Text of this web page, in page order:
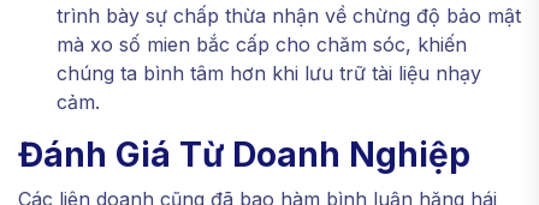
trình bày sự chấp thừa nhận về chừng độ bảo mật
mà xo số mien bắc cấp cho chăm sóc, khiến
chúng ta bình tâm hơn khi lưu trữ tài liệu nhạy
cảm.
Đánh Giá Từ Doanh Nghiệp
Các liên doanh cũng đã bao hàm bình luận hăng hái